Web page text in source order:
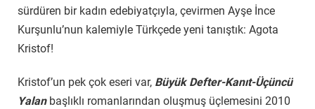
sürdüren bir kadın edebiyatçıyla, çevirmen Ayşe İnce
Kurşunlu’nun kalemiyle Türkçede yeni tanıştık: Agota
Kristof!
Kristof’un pek çok eseri var, Büyük Defter-Kanıt-Üçüncü
Yalanbaşlıklı romanlarından oluşmuş üçlemesini 2010